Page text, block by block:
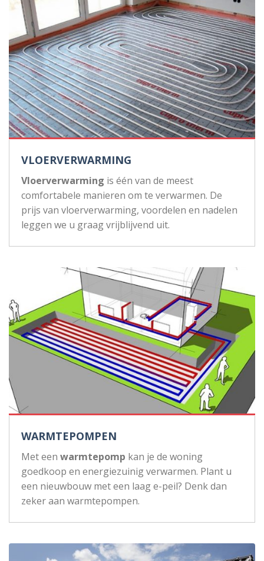
VLOERVERWARMING
Vloerverwarming is één van de meest
comfortabele manieren om te verwarmen. De
prijs van vloerverwarming, voordelen en nadelen
leggen we u graag vrijblijvend uit.
WARMTEPOMPEN
Met een warmtepomp kan je de woning
goedkoop en energiezuinig verwarmen. Plant u
een nieuwbouw met een laag e-peil? Denk dan
zeker aan warmtepompen.